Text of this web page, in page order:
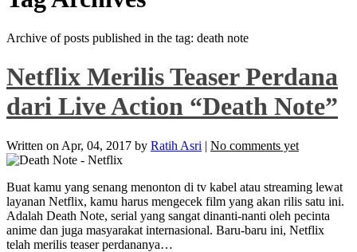
Archive of posts published in the tag: death note
Netflix Merilis Teaser Perdana
dari Live Action “Death Note”
Written on Apr, 04, 2017 by Ratih Asri | No comments yet
Buat kamu yang senang menonton di tv kabel atau streaming lewat
layanan Netflix, kamu harus mengecek film yang akan rilis satu ini.
Adalah Death Note, serial yang sangat dinanti-nanti oleh pecinta
anime dan juga masyarakat internasional. Baru-baru ini, Netflix
telah merilis teaser perdananya…